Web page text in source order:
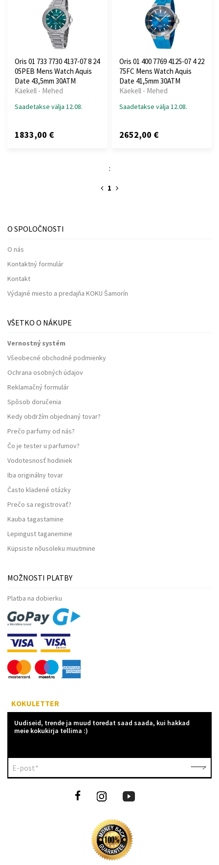
Oris 01 733 7730 4137-07 8 24
05PEB Mens Watch Aquis
Date 43,5mm 30ATM
Käekell - Mehed
Saadetakse välja 12.08.
1833,00 €
Oris 01 400 7769 4125-07 4 22
75FC Mens Watch Aquis
Date 41,5mm 30ATM
Käekell - Mehed
Saadetakse välja 12.08.
2652,00 €
:
1
O SPOLOČNOSTI
O nás
Kontaktný formulár
Kontakt
Výdajné miesto a predajňa KOKU Šamorín
VŠETKO O NÁKUPE
Vernostný systém
Všeobecné obchodné podmienky
Ochrana osobných údajov
Reklamačný formulár
Spôsob doručenia
Kedy obdržím objednaný tovar?
Prečo parfumy od nás?
Čo je tester u parfumov?
Vodotesnosť hodiniek
Iba originálny tovar
Často kladené otázky
Prečo sa registrovať?
Kauba tagastamine
Lepingust taganemine
Küpsiste nõusoleku muutmine
MOŽNOSTI PLATBY
Platba na dobierku
KOKULETTER
Uudiseid, trende ja muud toredat saad saada, kui hakkad
meie kokukirja tellima :)
E-post*